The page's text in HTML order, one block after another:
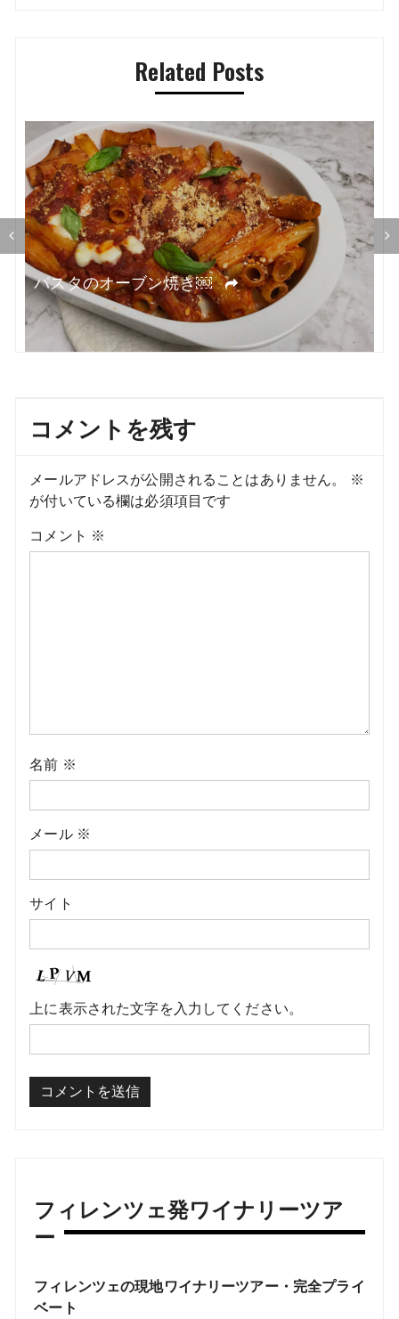
ー
シ
ョ
ン
Related Posts
パスタのオーブン焼き￼
コメントを残す
メールアドレスが公開されることはありません。
※
が付いている欄は必須項目です
コメント ※
名前 ※
メール ※
サイト
上に表示された文字を入力してください。
フィレンツェ発ワイナリーツア
ー
フィレンツェの現地ワイナリーツアー・完全プライ
ベート